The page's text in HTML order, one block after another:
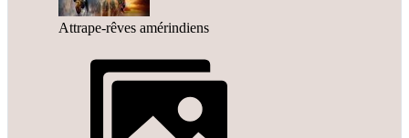
Attrape-rêves amérindiens